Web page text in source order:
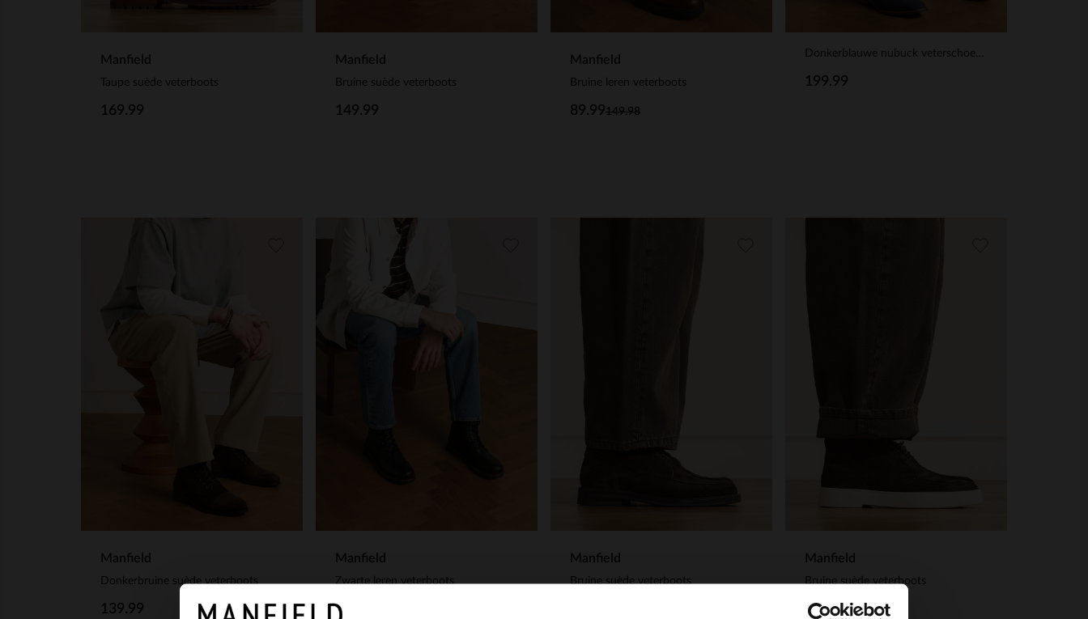
Manfield
Taupe suède veterboots
169.99
Manfield
Bruine suède veterboots
149.99
Manfield
Bruine leren veterboots
149.98
89.99
199.99
Manfield
Donkerbruine suède veterboots
139.99
Manfield
Zwarte leren veterboots
149.99
Manfield
Bruine suède veterboots
Manfield
Bruine suède veterboots
139.99